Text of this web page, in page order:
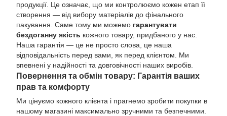
продукції. Це означає, що ми контролюємо кожен етап її
створення — від вибору матеріалів до фінального
пакування. Саме тому ми можемо гарантувати
бездоганну якість кожного товару, придбаного у нас.
Наша гарантія — це не просто слова, це наша
відповідальність перед вами, як перед клієнтом. Ми
впевнені у надійності та довговічності наших виробів.
Повернення та обмін товару: Гарантія ваших
прав та комфорту
Ми цінуємо кожного клієнта і прагнемо зробити покупки в
нашому магазині максимально зручними та безпечними.